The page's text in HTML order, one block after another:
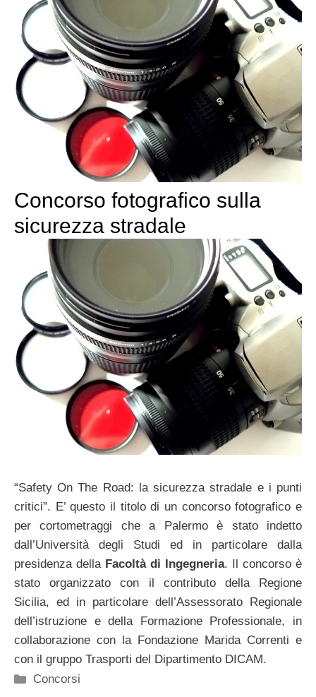
Concorso fotografico sulla
sicurezza stradale
“Safety On The Road: la sicurezza stradale e i punti
critici”. E’ questo il titolo di un concorso fotografico e
per cortometraggi che a Palermo è stato indetto
dall’Università degli Studi ed in particolare dalla
presidenza della Facoltà di Ingegneria. Il concorso è
stato organizzato con il contributo della Regione
Sicilia, ed in particolare dell’Assessorato Regionale
dell’istruzione e della Formazione Professionale, in
collaborazione con la Fondazione Marida Correnti e
con il gruppo Trasporti del Dipartimento DICAM.
Categorie
Concorsi